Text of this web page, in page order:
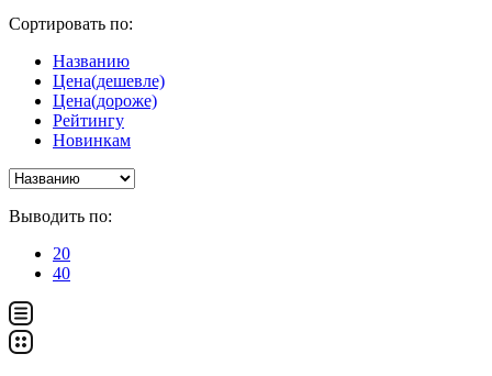
Сортировать по:
Названию
Цена(дешевле)
Цена(дороже)
Рейтингу
Новинкам
Выводить по:
20
40